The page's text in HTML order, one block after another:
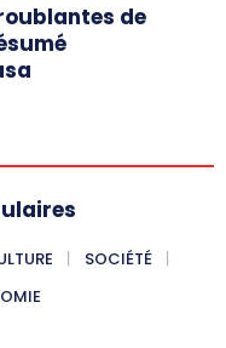
de
SOCIÉTÉ